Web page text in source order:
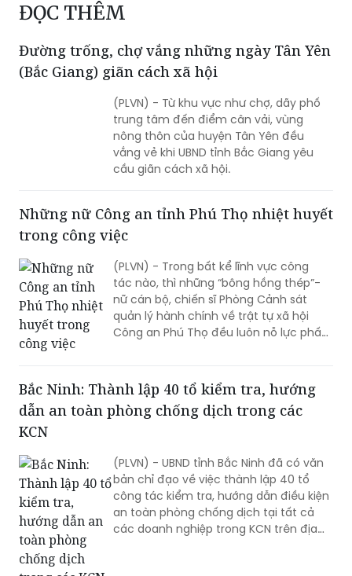
ĐỌC THÊM
Đường trống, chợ vắng những ngày Tân Yên
(Bắc Giang) giãn cách xã hội
(PLVN) - Từ khu vực như chợ, dãy phố
trung tâm đến điểm cân vải, vùng
nông thôn của huyện Tân Yên đều
vắng vẻ khi UBND tỉnh Bắc Giang yêu
cầu giãn cách xã hội.
Những nữ Công an tỉnh Phú Thọ nhiệt huyết
trong công việc
(PLVN) - Trong bất kể lĩnh vực công
tác nào, thì những “bông hồng thép”-
nữ cán bộ, chiến sĩ Phòng Cảnh sát
quản lý hành chính về trật tự xã hội
Công an Phú Thọ đều luôn nỗ lực phấn
hạnh phúc cho nhân dân.
Bắc Ninh: Thành lập 40 tổ kiểm tra, hướng
dẫn an toàn phòng chống dịch trong các
KCN
(PLVN) - UBND tỉnh Bắc Ninh đã có văn
bản chỉ đạo về việc thành lập 40 tổ
công tác kiểm tra, hướng dẫn điều kiện
an toàn phòng chống dịch tại tất cả
các doanh nghiệp trong KCN trên địa